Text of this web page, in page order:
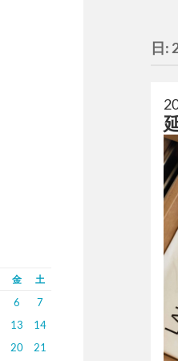
金 土
6
7
13
14
20 21
日: